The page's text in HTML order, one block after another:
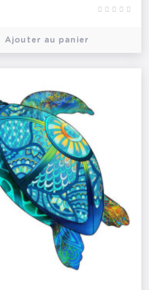
Ajouter au panier